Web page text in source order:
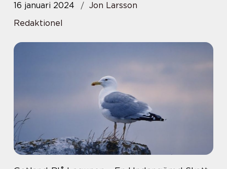
16 januari 2024
Jon Larsson
Redaktionel